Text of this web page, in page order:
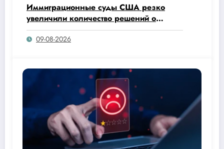
Иммиграционные суды США резко
увеличили количество решений о
депортации: только за июнь 2026 года
судьи вынесли 78 882 приказа о
09-08-2026